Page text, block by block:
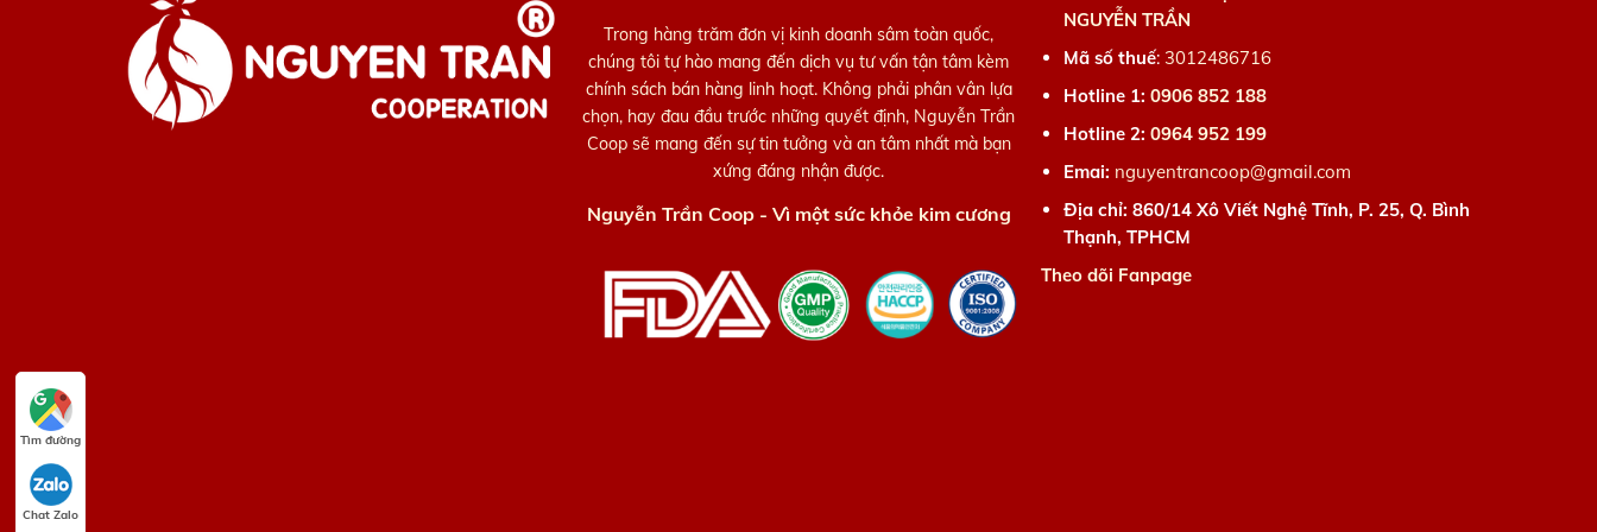
Tìm đường
Chat Zalo
Trong hàng trăm đơn vị kinh doanh sâm toàn quốc,
chúng tôi tự hào mang đến dịch vụ tư vấn tận tâm kèm
chính sách bán hàng linh hoạt. Không phải phân vân lựa
chọn, hay đau đầu trước những quyết định, Nguyễn Trần
Coop sẽ mang đến sự tin tưởng và an tâm nhất mà bạn
xứng đáng nhận được.
Nguyễn Trần Coop - Vì một sức khỏe kim cương
NGUYỄN TRẦN
Mã số thuế: 3012486716
Hotline 1: 0906 852 188
Hotline 2: 0964 952 199
Emai: nguyentrancoop@gmail.com
Địa chỉ: 860/14 Xô Viết Nghệ Tĩnh, P. 25, Q. Bình
Thạnh, TPHCM
Theo dõi Fanpage